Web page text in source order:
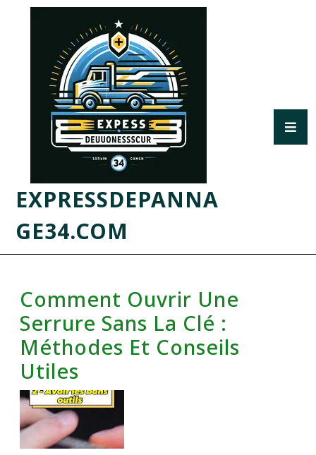
EXPRESSDEPANNA
GE34.COM
Comment Ouvrir Une
Serrure Sans La Clé :
Méthodes Et Conseils
Utiles